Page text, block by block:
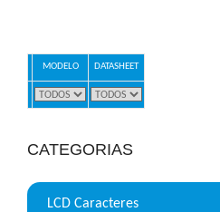
MODELO DATASHEET
CATEGORIAS
LCD Caracteres